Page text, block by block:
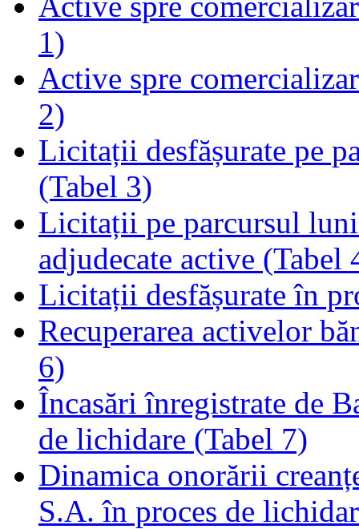
1)
Active spre
2)
Licitații desfășurate pe
(Tabel 3)
Licitații pe parcursul
adjudecate active (Tabel
Licitații desfășurate în
Recuperarea activelor
6)
Încasări înregistrate de
de lichidare (Tabel 7)
Dinamica onorării
S.A. în proces de